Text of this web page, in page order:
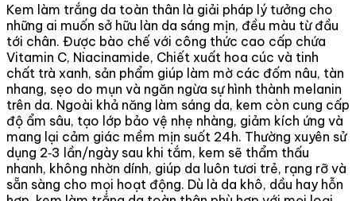
Kem làm trắng da toàn thân là giải pháp lý tưởng cho
những ai muốn sở hữu làn da sáng mịn, đều màu từ đầu
tới chân. Được bào chế với công thức cao cấp chứa
Vitamin C, Niacinamide, Chiết xuất hoa cúc và tinh
chất trà xanh, sản phẩm giúp làm mờ các đốm nâu, tàn
nhang, sẹo do mụn và ngăn ngừa sự hình thành melanin
trên da. Ngoài khả năng làm sáng da, kem còn cung cấp
độ ẩm sâu, tạo lớp bảo vệ nhẹ nhàng, giảm kích ứng và
mang lại cảm giác mềm mịn suốt 24h. Thường xuyên sử
dụng 2‑3 lần/ngày sau khi tắm, kem sẽ thẩm thấu
nhanh, không nhờn dính, giúp da luôn tươi trẻ, rạng rỡ và
sẵn sàng cho mọi hoạt động. Dù là da khô, dầu hay hỗn